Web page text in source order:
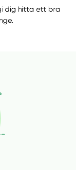
dig hitta ett bra